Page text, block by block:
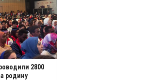
2800
родину